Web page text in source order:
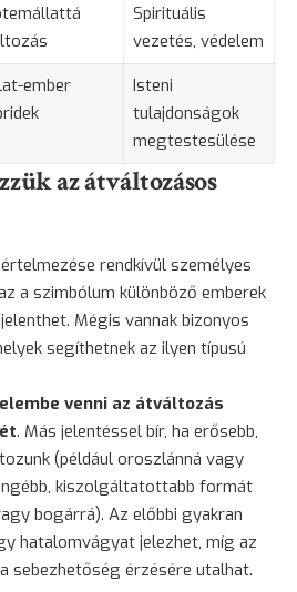
Spirituális
vezetés, védelem
ember
Isteni
tulajdonságok
megtestesülése
az átváltozásos
rendkívül személyes
a szimbólum különböző emberek
Mégis vannak bizonyos
segíthetnek az ilyen típusú
venni az átváltozás
. Más jelentéssel bír, ha erősebb,
(például oroszlánná vagy
kiszolgáltatottabb formát
bogárrá). Az előbbi gyakran
hatalomvágyat jelezhet, míg az
sebezhetőség érzésére utalhat.